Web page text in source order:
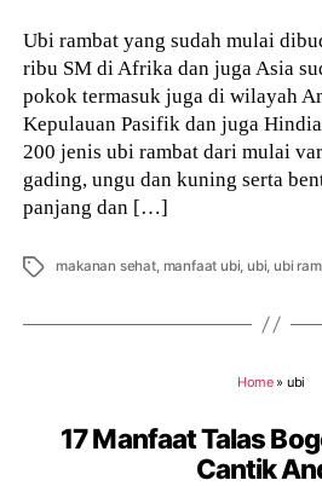
Ubi rambat yang sudah mulai
ribu SM di Afrika dan juga Asia
pokok termasuk juga di wilayah
Kepulauan Pasifik dan juga
200 jenis ubi rambat dari mulai
gading, ungu dan kuning serta
panjang dan […]
Tags makanan sehat, manfaat ubi, ubi,ubi
Home» ubi
17 Manfaat Talas
Cantik